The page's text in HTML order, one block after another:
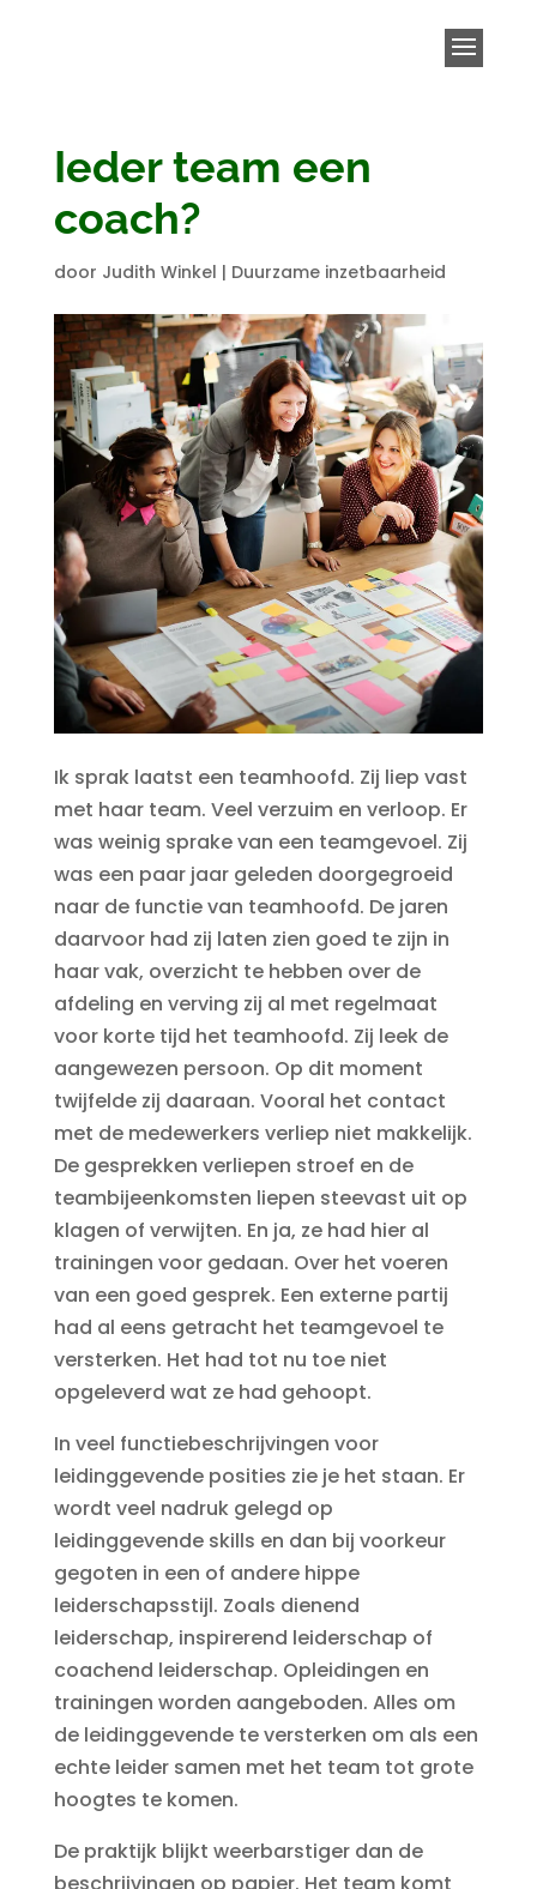
Ieder team een
coach?
door Judith Winkel | Duurzame inzetbaarheid
Ik sprak laatst een teamhoofd. Zij liep vast
met haar team. Veel verzuim en verloop. Er
was weinig sprake van een teamgevoel. Zij
was een paar jaar geleden doorgegroeid
naar de functie van teamhoofd. De jaren
daarvoor had zij laten zien goed te zijn in
haar vak, overzicht te hebben over de
afdeling en verving zij al met regelmaat
voor korte tijd het teamhoofd. Zij leek de
aangewezen persoon. Op dit moment
twijfelde zij daaraan. Vooral het contact
met de medewerkers verliep niet makkelijk.
De gesprekken verliepen stroef en de
teambijeenkomsten liepen steevast uit op
klagen of verwijten. En ja, ze had hier al
trainingen voor gedaan. Over het voeren
van een goed gesprek. Een externe partij
had al eens getracht het teamgevoel te
versterken. Het had tot nu toe niet
opgeleverd wat ze had gehoopt.
In veel functiebeschrijvingen voor
leidinggevende posities zie je het staan. Er
wordt veel nadruk gelegd op
leidinggevende skills en dan bij voorkeur
gegoten in een of andere hippe
leiderschapsstijl. Zoals dienend
leiderschap, inspirerend leiderschap of
coachend leiderschap. Opleidingen en
trainingen worden aangeboden. Alles om
de leidinggevende te versterken om als een
echte leider samen met het team tot grote
hoogtes te komen.
De praktijk blijkt weerbarstiger dan de
beschrijvingen op papier. Het team komt